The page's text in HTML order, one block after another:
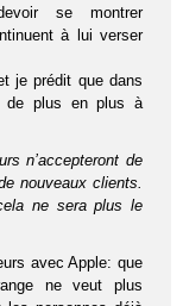
se montrer
à lui verser
je prédit que dans
de plus en plus à
n’accepteront de
nouveaux clients.
ne sera plus le
avec Apple: que
ne veut plus